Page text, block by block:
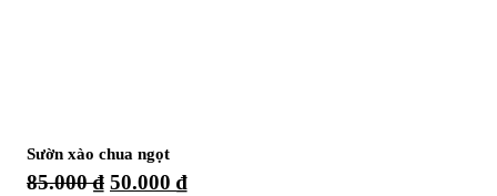
Sườn xào chua ngọt
85.000₫ Giá
50.000 ₫Giá